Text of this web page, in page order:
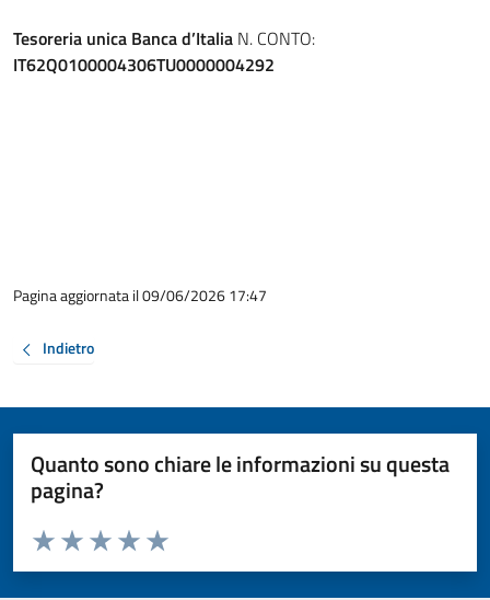
Tesoreria unica Banca d’Italia N. CONTO:
IT62Q0100004306TU0000004292
Pagina aggiornata il 09/06/2026 17:47
Indietro
Quanto sono chiare le informazioni su questa
pagina?
Valuta da 1 a 5 stelle la pagina
Valuta 5 stelle su 5
Valuta 4 stelle su 5
Valuta 3 stelle su 5
Valuta 2 stelle su 5
Valuta 1 stelle su 5